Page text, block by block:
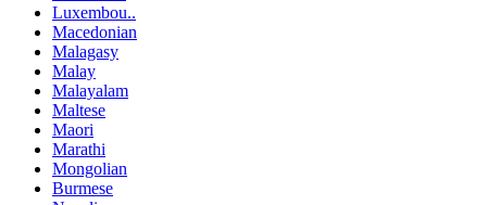
Luxembou..
Macedonian
Malagasy
Malay
Malayalam
Maltese
Maori
Marathi
Mongolian
Burmese